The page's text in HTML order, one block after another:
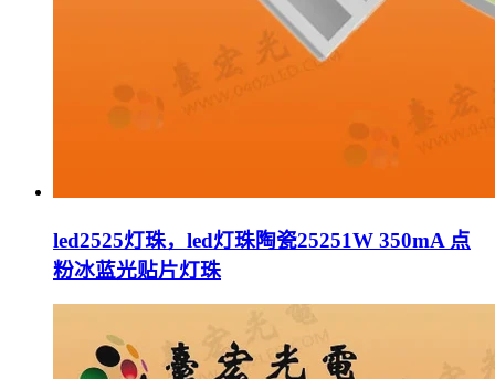
led2525灯珠，led灯珠陶瓷25251W 350mA 点
粉冰蓝光贴片灯珠